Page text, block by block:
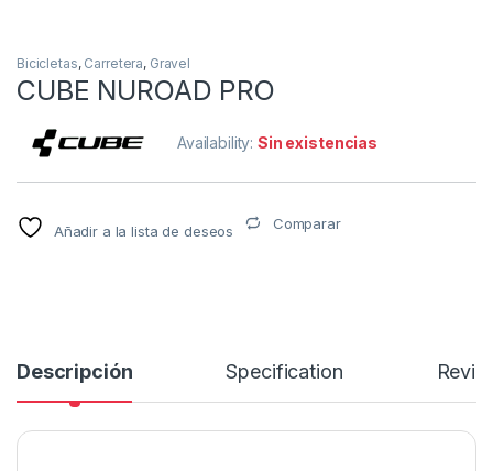
Bicicletas, Carretera, Gravel
CUBE NUROAD PRO
Availability:Sin existencias
Añadir a la lista de deseos Comparar
Descripción Specification